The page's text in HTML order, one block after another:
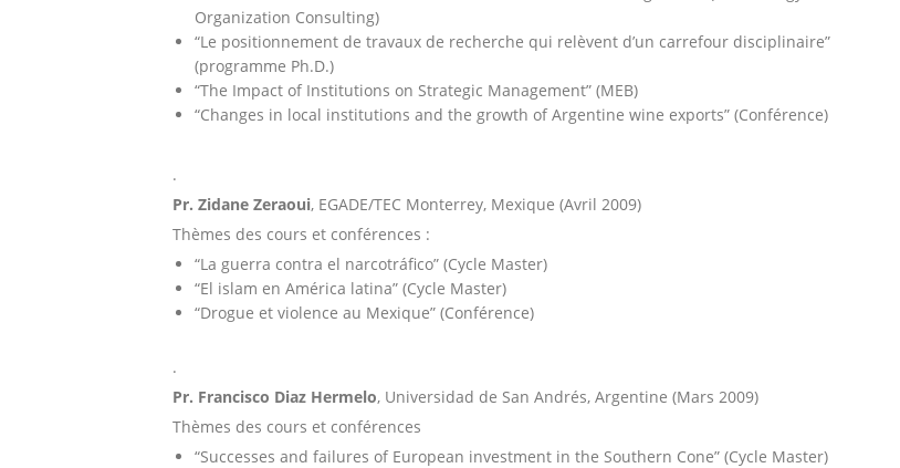
Organization Consulting)
“Le positionnement de travaux de recherche qui relèvent d’un carrefour disciplinaire”
(programme Ph.D.)
“The Impact of Institutions on Strategic Management” (MEB)
“Changes in local institutions and the growth of Argentine wine exports” (Conférence)
.
Pr. Zidane Zeraoui, EGADE/TEC Monterrey, Mexique (Avril 2009)
Thèmes des cours et conférences :
“La guerra contra el narcotráfico” (Cycle Master)
“El islam en América latina” (Cycle Master)
“Drogue et violence au Mexique” (Conférence)
.
Pr. Francisco Diaz Hermelo, Universidad de San Andrés, Argentine (Mars 2009)
Thèmes des cours et conférences
“Successes and failures of European investment in the Southern Cone” (Cycle Master)